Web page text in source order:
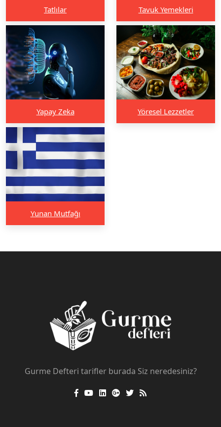
Tatlılar Tavuk Yemekleri
Yapay Zeka Yöresel Lezzetler
Yunan Mutfağı
Gurme Defteri tarifler burada Siz neredesiniz?